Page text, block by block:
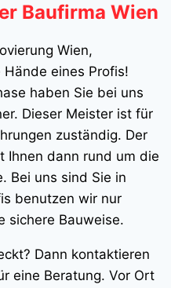
Baufirma Wien
Wien,
eines Profis!
haben Sie bei uns
Dieser Meister ist für
zuständig. Der
Ihnen dann rund um die
Bei uns sind Sie in
benutzen wir nur
sichere Bauweise.
Dann kontaktieren
eine Beratung. Vor Ort